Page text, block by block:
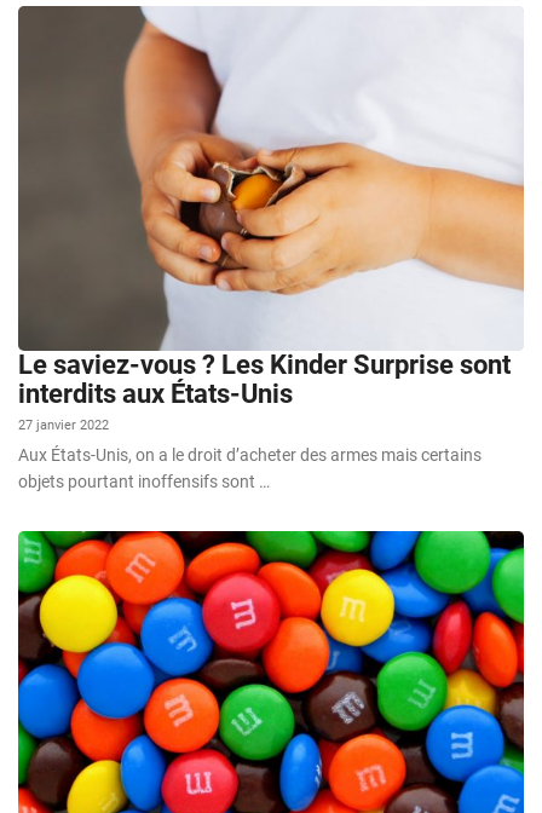
Le saviez-vous ? Les Kinder Surprise sont
interdits aux États-Unis
27 janvier 2022
Aux États-Unis, on a le droit d’acheter des armes mais certains
objets pourtant inoffensifs sont …